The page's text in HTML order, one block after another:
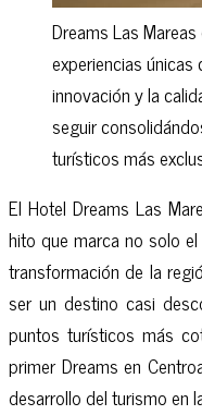
Dreams Las
experiencias
innovación y la
seguir
turísticos más
El Hotel Dreams Las
hito que marca no solo
transformación de la
ser un destino casi
puntos turísticos más
primer Dreams en
desarrollo del turismo en